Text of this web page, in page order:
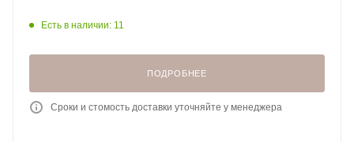
Есть в наличии: 11
ПОДРОБНЕЕ
Сроки и стомость доставки уточняйте у менеджера